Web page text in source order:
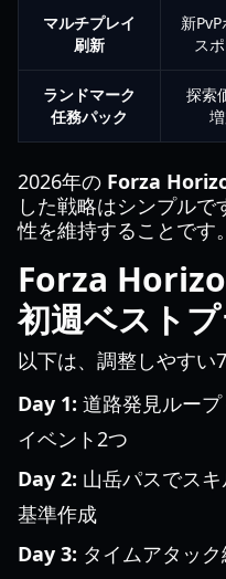
マルチプレイ
刷新
新
ス
ランドマーク
任務パック
探索
2026年の Forza
した戦略はシンプル
性を維持することです。
Forza
初週ベスト
以下は、調整しやすい
Day 1: 道路発見ルー
イベント2つ
Day 2: 山岳パスでス
基準作成
Day 3: タイムアタッ